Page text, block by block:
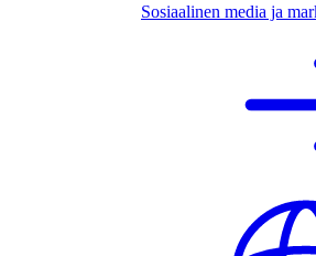
Sosiaalinen media ja